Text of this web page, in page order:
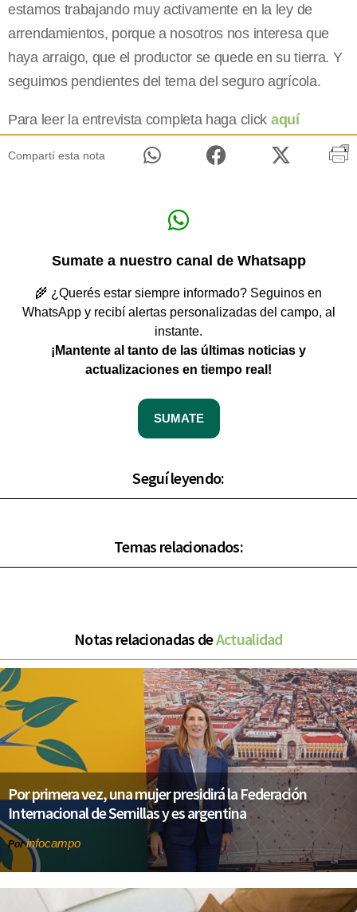
estamos trabajando muy activamente en la ley de
arrendamientos, porque a nosotros nos interesa que
haya arraigo, que el productor se quede en su tierra. Y
seguimos pendientes del tema del seguro agrícola.
Para leer la entrevista completa haga click aquí
Compartí esta nota
Sumate a nuestro canal de Whatsapp
🌾 ¿Querés estar siempre informado? Seguinos en
WhatsApp y recibí alertas personalizadas del campo, al
instante.
¡Mantente al tanto de las últimas noticias y
actualizaciones en tiempo real!
SUMATE
Seguí leyendo:
Temas relacionados:
Notas relacionadas deActualidad
Por primera vez, una mujer presidirá la Federación
Internacional de Semillas y es argentina
Porinfocampo